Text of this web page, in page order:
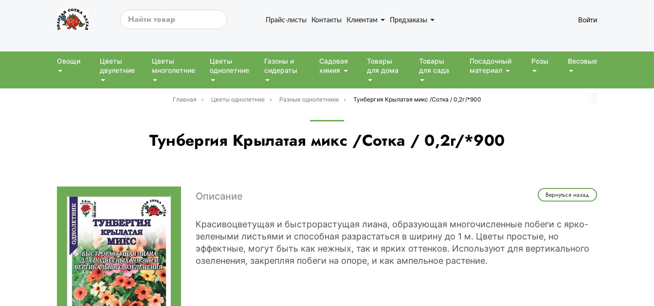
Прайс-листы Контакты Клиентам Предзаказы Войти
Овощи
Цветы
двулетние
Цветы
многолетние
Цветы
однолетние
Газоны и
сидераты
Садовая
химия
Товары
для дома
Товары
для сада
Посадочный
материал
Розы Весовые
Главная Цветы однолетние Разные однолетники Тунбергия Крылатая микс /Сотка / 0,2г/*900
Тунбергия Крылатая микс /Сотка / 0,2г/*900
Вернуться назад
Описание
Красивоцветущая и быстрорастущая лиана, образующая многочисленные побеги с ярко-
зелеными листьями и способная разрастаться в ширину до 1 м. Цветы простые, но
эффектные, могут быть как нежных, так и ярких оттенков. Используют для вертикального
озеленения, закрепляя побеги на опоре, и как ампельное растение.